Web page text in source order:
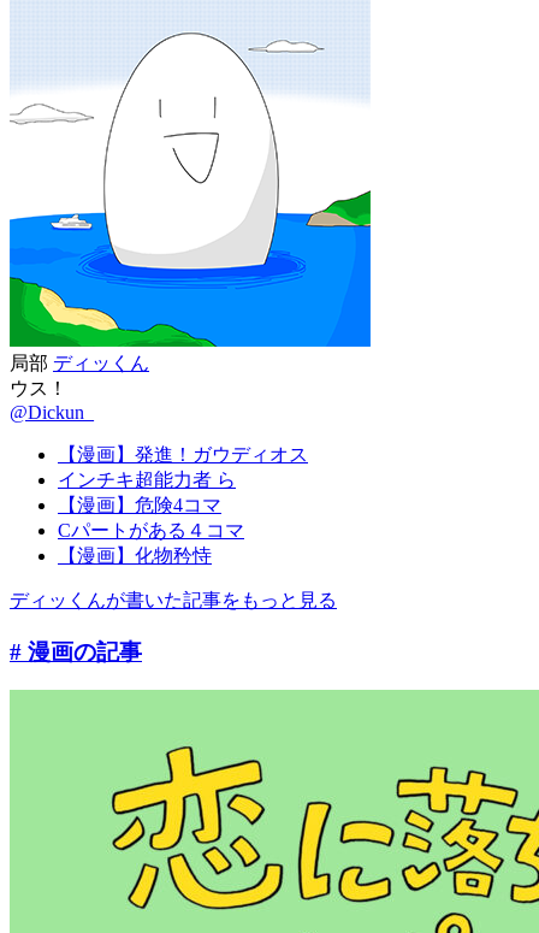
局部 ディッくん
ウス！
@Dickun_
【漫画】発進！ガウディオス
インチキ超能力者 ら
【漫画】危険4コマ
Cパートがある４コマ
【漫画】化物矜恃
ディッくんが書いた記事をもっと見る
# 漫画の記事